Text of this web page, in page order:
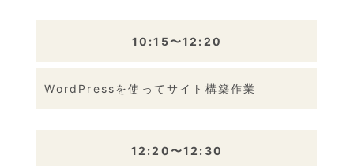
10:15〜12:20
WordPressを使ってサイト構築作業
12:20〜12:30